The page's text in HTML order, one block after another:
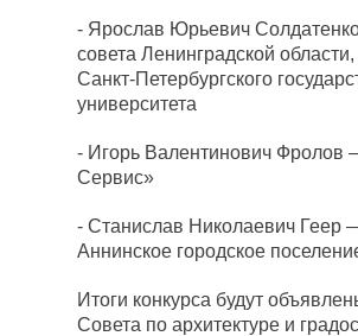
- Ярослав Юрьевич
совета Ленинградской
Санкт-Петербургского
университета
- Игорь Валентинович Фролов
Сервис»
- Станислав Николаевич Геер
Аннинское городское
Итоги конкурса будут
Совета по архитектуре и